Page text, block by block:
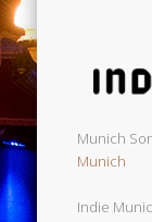
Munich
Munich
Indie